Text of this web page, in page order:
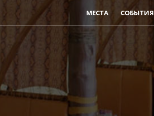
МЕСТА СОБЫТИЯ